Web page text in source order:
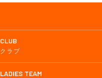
CLUB
クラブ
LADIES TEAM